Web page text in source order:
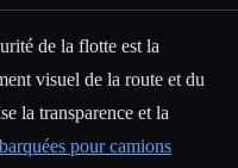
de la flotte est la
visuel de la route et du
la transparence et la
pour camions